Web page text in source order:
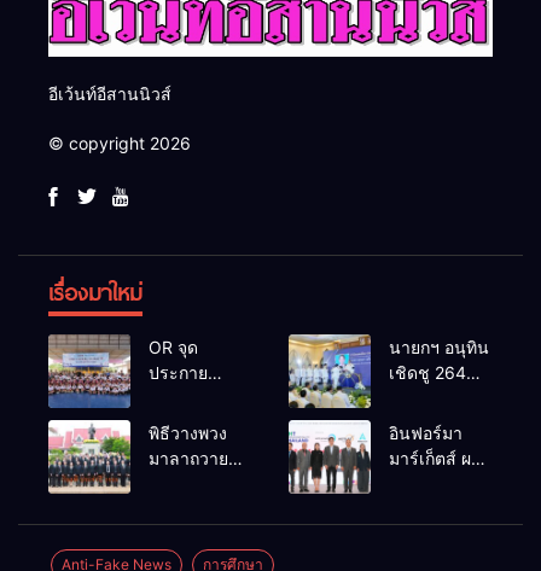
อีเว้นท์อีสานนิวส์
© copyright 2026
เรื่องมาใหม่
OR จุด
ประกาย
เยาวชน ผ่าน
นายกฯ อนุทิน
เชิดชู 264
บ้านยอดเยี่ยม
มอบแหนบ
เกียรติยศแห่ง
พิธีวางพวง
มาลาถวาย
2569 และ
อินฟอร์มา
มาร์เก็ตส์ ผนึก
Anti-Fake News การศึกษา